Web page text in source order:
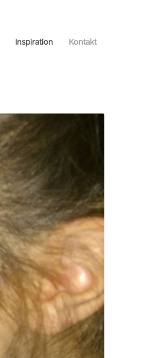
Inspiration Kontakt